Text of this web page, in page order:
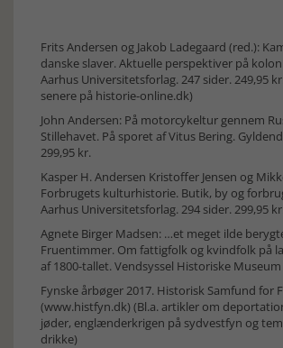
Frits Andersen og Jakob Ladegaard (red.):
danske slaver. Aktuelle perspektiver på
Aarhus Universitetsforlag. 247 sider. 249,95
senere på historie-online.dk)
John Andersen: På motorcykeltur gennem
Stillehavet. På sporet af Vitus Bering.
299,95 kr.
Kasper H. Andersen Kristoffer Jensen og
Forbrugets kulturhistorie. Butik, by og
Aarhus Universitetsforlag. 294 sider. 299,95 kr.
Agnete Birger Madsen: …et meget ilde
Fruentimmer. Om fattigfolk og kvindfolk på
af 1800-tallet. Vendsyssel Historiske Museum
Fynske årbøger 2017. Historisk Samfund for
(www.histfyn.dk) (Bl.a. artikler om
jøder, englænderkrigen på sydvestfyn og
drikke)